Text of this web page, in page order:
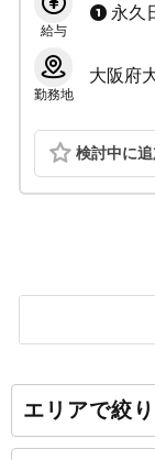
給与
永久
勤務地
検討中に
エリアで絞